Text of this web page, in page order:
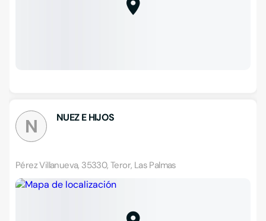
N NUEZ E HIJOS
Pérez Villanueva, 35330, Teror, Las Palmas